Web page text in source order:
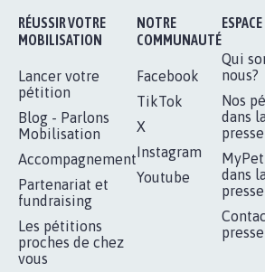
RÉUSSIR VOTRE
MOBILISATION
Lancer votre
pétition
Blog - Parlons
Mobilisation
Accompagnement
Partenariat et
fundraising
Les pétitions
proches de chez
vous
NOTRE
COMMUNAUTÉ
Facebook
TikTok
X
Instagram
Youtube
Qui
nous?
Nos
dans
presse
dans
presse
presse